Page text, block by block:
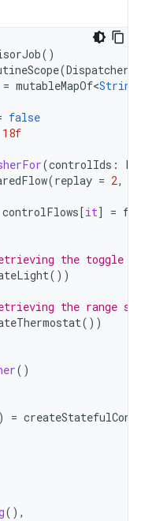
()
(Dispatchers
= mutableMapOf<String
false
18f
(controlIds :
(replay = 2,
controlFlows[it] =
the toggle
())
the range
())
()
=
(),